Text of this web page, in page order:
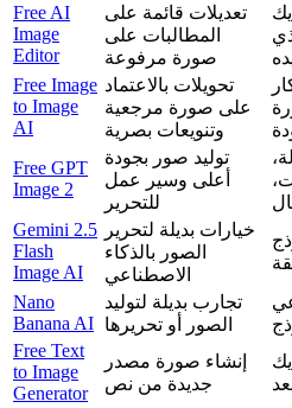
Free AI
Image
Editor
تعديلات قائمة على
المطالبات على
صورة مرفوعة
Free Image
to Image
AI
تحويلات بالاعتماد
على صورة مرجعية
وتنويعات بصرية
Free GPT
Image 2
توليد صور بجودة
أعلى وسير عمل
للتحرير
Gemini 2.5
Flash
Image AI
خيارات بديلة لتحرير
الصور بالذكاء
الاصطناعي
Nano
Banana AI
تجارب بديلة لتوليد
الصور أو تحريرها
Free Text
to Image
Generator
إنشاء صورة مصدر
جديدة من نص